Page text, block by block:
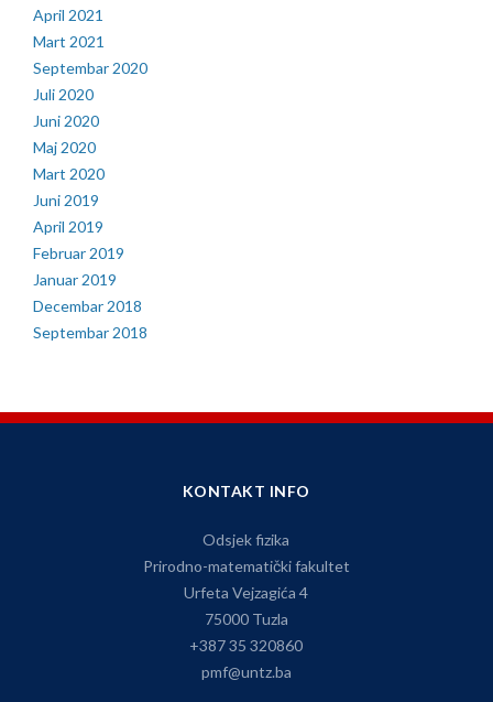
April 2021
Mart 2021
Septembar 2020
Juli 2020
Juni 2020
Maj 2020
Mart 2020
Juni 2019
April 2019
Februar 2019
Januar 2019
Decembar 2018
Septembar 2018
KONTAKT INFO
Odsjek fizika
Prirodno-matematički fakultet
Urfeta Vejzagića 4
75000 Tuzla
+387 35 320860
pmf@untz.ba